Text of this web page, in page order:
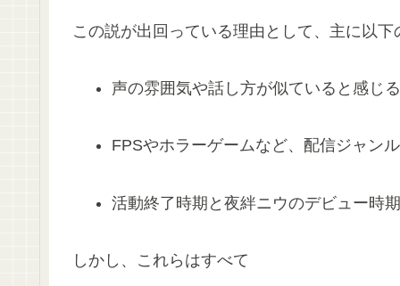
この説が出回っている理由として、主に以
声の雰囲気や話し方が似ていると感じ
FPSやホラーゲームなど、配信ジャン
活動終了時期と夜絆ニウのデビュー時
しかし、これらはすべて